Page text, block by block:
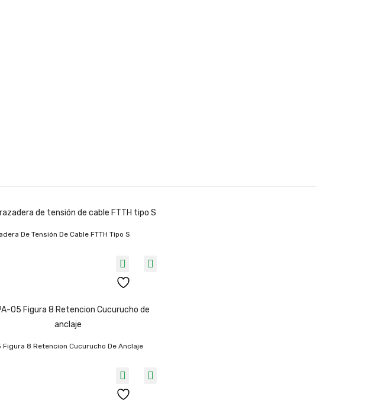
De Tensión De Cable FTTH Tipo S
Figura 8 Retencion Cucurucho De Anclaje